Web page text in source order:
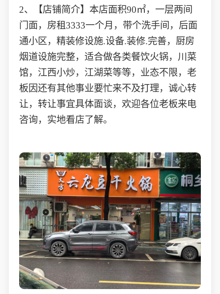
2、【店铺简介】本店面积90㎡，一层两间
门面，房租3333一个月，带个洗手间，后面
通小区，精装修设施.设备.装修.完善，厨房
烟道设施完整，适合做各类餐饮火锅，川菜
馆，江西小炒，江湖菜等等，业态不限，老
板因还有其他事业要忙来不及打理，诚心转
让，转让事宜具体面谈，欢迎各位老板来电
咨询，实地看店了解。